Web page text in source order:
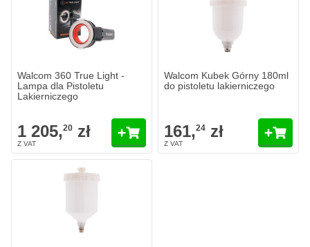
Walcom 360 True Light -
Lampa dla Pistoletu
Lakierniczego
1 205,20 zł
Walcom Kubek Górny 180ml
do pistoletu lakierniczego
161,24 zł